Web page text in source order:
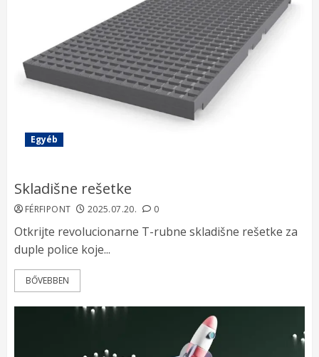
Egyéb
Skladišne rešetke
FÉRFIPONT 2025.07.20. 0
Otkrijte revolucionarne T-rubne skladišne rešetke za
duple police koje...
BŐVEBBEN